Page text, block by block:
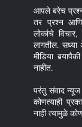
आपले बरेच
तर प्रश्न आणि
लोकांचे
लागतील. सध्या
मीडिया
नाहीत.
परंतु संवाद न्यूज
कोणत्याही
नाही त्यामुळे